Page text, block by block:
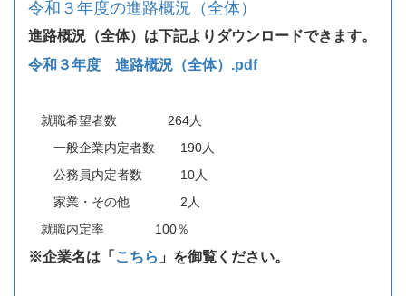
令和３年度の進路概況（全体）
進路概況（全体）は下記よりダウンロードできます。
令和３年度 進路概況（全体）.pdf
就職希望者数 264人
一般企業内定者数 190人
公務員内定者数 10人
家業・その他 2人
就職内定率 100％
※企業名は「 こちら 」を御覧ください。